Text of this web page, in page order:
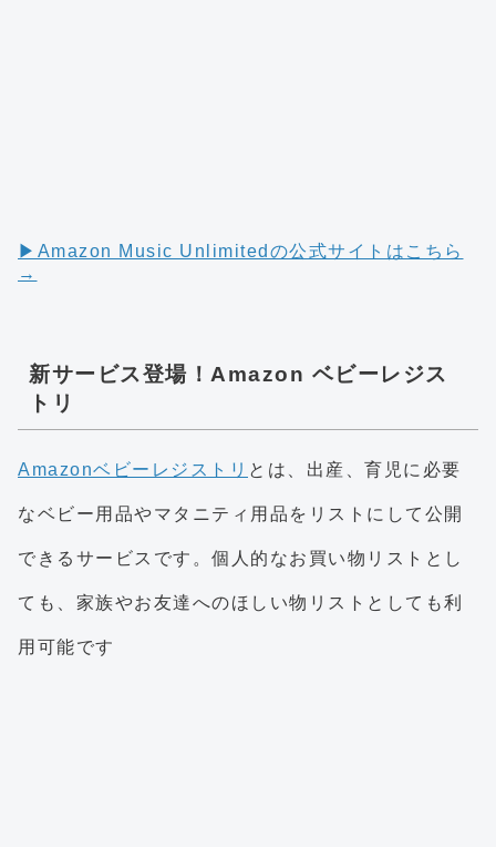
▶︎Amazon Music Unlimitedの公式サイトはこちら
→
新サービス登場！Amazon ベビーレジス
トリ
Amazonベビーレジストリ とは、出産、育児に必要
なベビー用品やマタニティ用品をリストにして公開
できるサービスです。個人的なお買い物リストとし
ても、家族やお友達へのほしい物リストとしても利
用可能です